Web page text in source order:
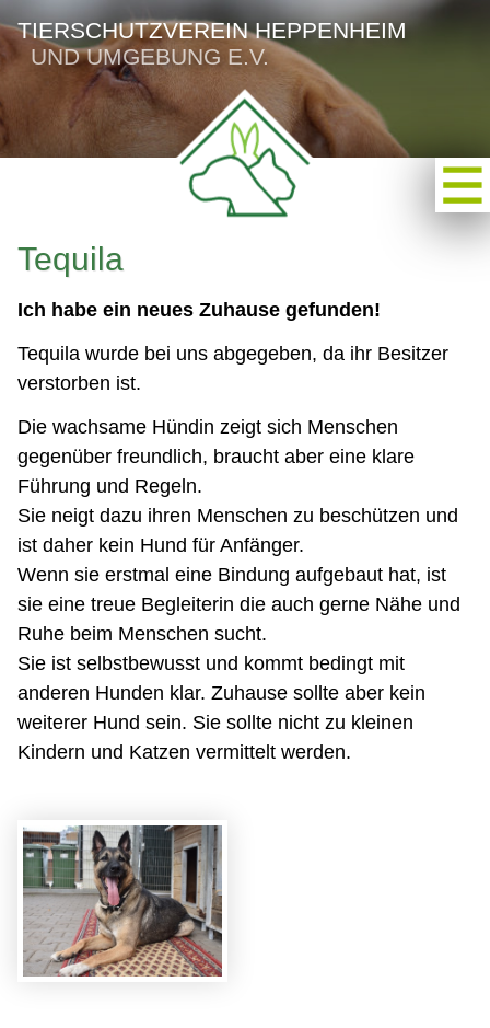
TIERSCHUTZVEREIN HEPPENHEIM
UND UMGEBUNG E.V.
Tequila
Ich habe ein neues Zuhause gefunden!
Tequila wurde bei uns abgegeben, da ihr Besitzer
verstorben ist.
Die wachsame Hündin zeigt sich Menschen
gegenüber freundlich, braucht aber eine klare
Führung und Regeln.
Sie neigt dazu ihren Menschen zu beschützen und
ist daher kein Hund für Anfänger.
Wenn sie erstmal eine Bindung aufgebaut hat, ist
sie eine treue Begleiterin die auch gerne Nähe und
Ruhe beim Menschen sucht.
Sie ist selbstbewusst und kommt bedingt mit
anderen Hunden klar. Zuhause sollte aber kein
weiterer Hund sein. Sie sollte nicht zu kleinen
Kindern und Katzen vermittelt werden.